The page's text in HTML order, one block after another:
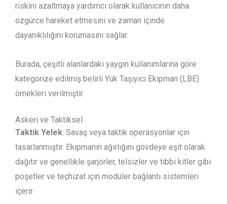
riskini azaltmaya yardımcı olarak kullanıcının daha
özgürce hareket etmesini ve zaman içinde
dayanıklılığını korumasını sağlar.
Burada, çeşitli alanlardaki yaygın kullanımlarına göre
kategorize edilmiş belirli Yük Taşıyıcı Ekipman (LBE)
örnekleri verilmiştir.
Askeri ve Taktiksel
Taktik Yelek: Savaş veya taktik operasyonlar için
tasarlanmıştır. Ekipmanın ağırlığını gövdeye eşit olarak
dağıtır ve genellikle şarjörler, telsizler ve tıbbi kitler gibi
poşetler ve teçhizat için modüler bağlantı sistemleri
içerir.